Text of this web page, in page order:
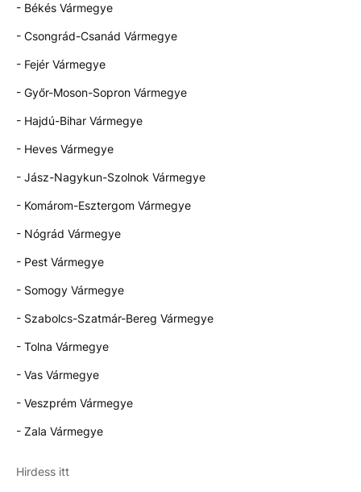
- Békés Vármegye
- Csongrád-Csanád Vármegye
- Fejér Vármegye
- Győr-Moson-Sopron Vármegye
- Hajdú-Bihar Vármegye
- Heves Vármegye
- Jász-Nagykun-Szolnok Vármegye
- Komárom-Esztergom Vármegye
- Nógrád Vármegye
- Pest Vármegye
- Somogy Vármegye
- Szabolcs-Szatmár-Bereg Vármegye
- Tolna Vármegye
- Vas Vármegye
- Veszprém Vármegye
- Zala Vármegye
Hirdess itt